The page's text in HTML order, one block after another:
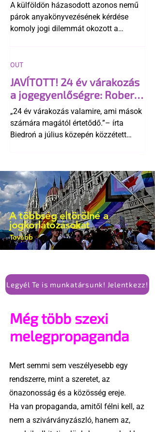
A külföldön házasodott azonos nemű
párok anyakönyvezésének kérdése
komoly jogi dilemmát okozott a
egyértelműen tiltja a házasságuk
elismerését. Közben az ellenzéken belül
is vita robbant ki arról, hogy vissza
kellene-e vonni a kormány konzervatív
alkotmánymódosítását
JAVÍTOTT! 24 év várakozás
a jogegyenlőségre: Robert
Biedroń megindító üzenete
a lengyel bejegyzett
élettársi kapcsolatokért
„24 év várakozás valamire, ami mások
számára magától értetődő.”– írta
Biedroń a július közepén közzétett
OUT
A többség eltörölné a
jogkorlátozásokat
Tovább
Legyél Te is munkatársunk! Jelentkezz!
Még több szexi
melegpropaganda
Mert semmi sem veszélyesebb egy
rendszerre, mint a szeretet, az
önazonosság és a közösség ereje.
Ha van propaganda, amitől félni kell, az
nem a szivárványzászló, hanem az,